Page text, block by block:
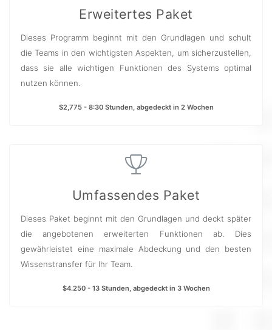
Erweitertes Paket
Dieses Programm beginnt mit den Grundlagen und schult
die Teams in den wichtigsten Aspekten, um sicherzustellen,
dass sie alle wichtigen Funktionen des Systems optimal
nutzen können.
$2,775 - 8:30 Stunden, abgedeckt in 2 Wochen
Umfassendes Paket
Dieses Paket beginnt mit den Grundlagen und deckt später
die angebotenen erweiterten Funktionen ab. Dies
gewährleistet eine maximale Abdeckung und den besten
Wissenstransfer für Ihr Team.
$4.250 - 13 Stunden, abgedeckt in 3 Wochen